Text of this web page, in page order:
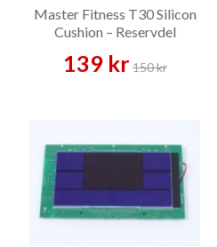
Master Fitness T30 Silicon
Cushion – Reservdel
139 kr150 kr